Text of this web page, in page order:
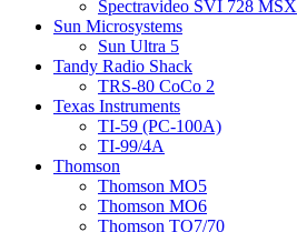
Spectravideo SVI 728 MSX
Sun Microsystems
Sun Ultra 5
Tandy Radio Shack
TRS-80 CoCo 2
Texas Instruments
TI-59 (PC-100A)
TI-99/4A
Thomson
Thomson MO5
Thomson MO6
Thomson TO7/70